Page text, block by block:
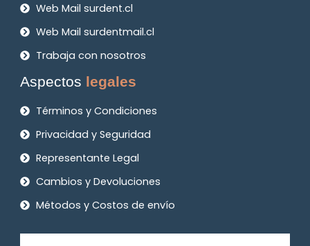
Web Mail surdent.cl
Web Mail surdentmail.cl
Trabaja con nosotros
Aspectos legales
Términos y Condiciones
Privacidad y Seguridad
Representante Legal
Cambios y Devoluciones
Métodos y Costos de envío